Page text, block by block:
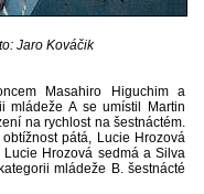
Jaro Kováčik
Masahiro Higuchim a
mládeže A se umístil Martin
na rychlost na šestnáctém.
pátá, Lucie Hrozová
Hrozová sedmá a Silva
mládeže B. šestnácté